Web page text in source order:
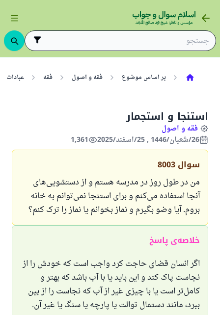
بر اساس موضوع فقه و اصول فقه عبادات
استنجا و استجمار
فقه و اصول
26/شعبان/1446 , 25/اسفند/2025
1,361
سوال 8003
من در طول روز در مدرسه هستم و از دستشویی‌های
آنجا استفاده می‌کنم و برای استنجا نمی‌توانم به خانه
بروم. آیا وضو بگیرم و نماز بخوانم یا نماز را ترک کنم؟
خلاصه‌ی پاسخ
اگر انسان قضای حاجت کرد واجب است که خودش را از
نجاست پاک کند و این باید یا با آب باشد که بهتر و
کامل‌تر است یا با چیزی غیر از آب که نجاست را از بین
ببرد، مانند دستمال توالت یا پارچه یا سنگ یا غیر آن.